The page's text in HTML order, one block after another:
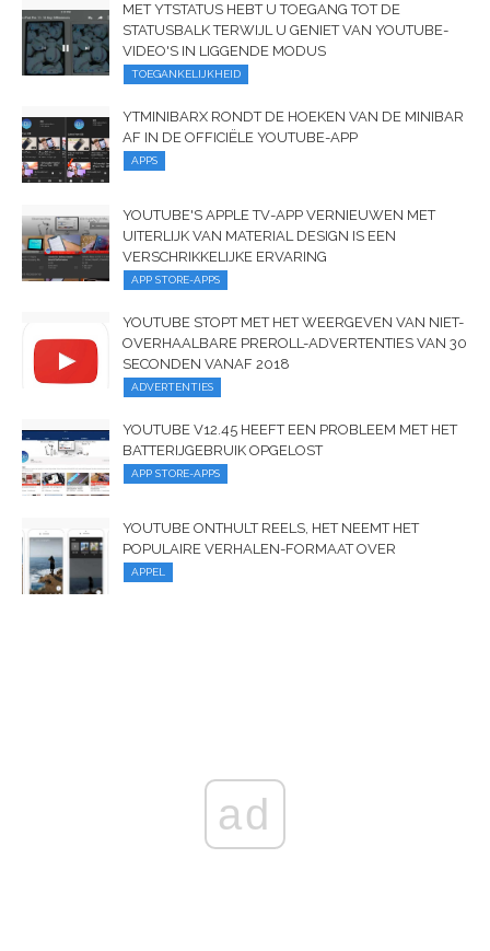
MET YTSTATUS HEBT U TOEGANG TOT DE
STATUSBALK TERWIJL U GENIET VAN YOUTUBE-
VIDEO'S IN LIGGENDE MODUS
TOEGANKELIJKHEID
YTMINIBARX RONDT DE HOEKEN VAN DE MINIBAR
AF IN DE OFFICIËLE YOUTUBE-APP
APPS
YOUTUBE'S APPLE TV-APP VERNIEUWEN MET
UITERLIJK VAN MATERIAL DESIGN IS EEN
VERSCHRIKKELIJKE ERVARING
APP STORE-APPS
YOUTUBE STOPT MET HET WEERGEVEN VAN NIET-
OVERHAALBARE PREROLL-ADVERTENTIES VAN 30
SECONDEN VANAF 2018
ADVERTENTIES
YOUTUBE V12.45 HEEFT EEN PROBLEEM MET HET
BATTERIJGEBRUIK OPGELOST
APP STORE-APPS
YOUTUBE ONTHULT REELS, HET NEEMT HET
POPULAIRE VERHALEN-FORMAAT OVER
APPEL
ad